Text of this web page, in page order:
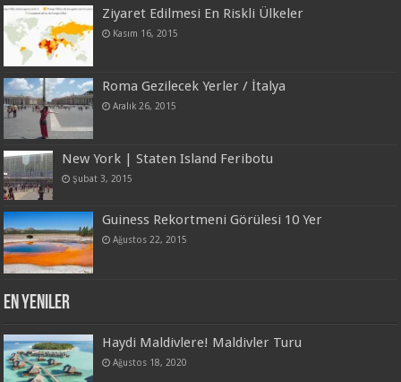
Ziyaret Edilmesi En Riskli Ülkeler
Kasım 16, 2015
Roma Gezilecek Yerler / İtalya
Aralık 26, 2015
New York | Staten Island Feribotu
Şubat 3, 2015
Guiness Rekortmeni Görülesi 10 Yer
Ağustos 22, 2015
En Yeniler
Haydi Maldivlere! Maldivler Turu
Ağustos 18, 2020